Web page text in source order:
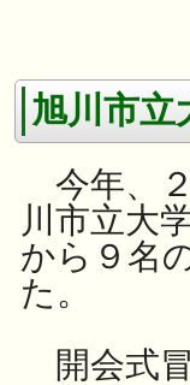
旭川市立
今年、
川市立大
から９名
た。
開会式